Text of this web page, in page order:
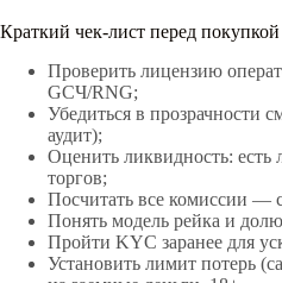
Краткий чек‑лист перед
Проверить лицензию
GСЧ/RNG;
Убедиться в прозрачности
аудит);
Оценить ликвидность: есть
торгов;
Посчитать все комиссии —
Понять модель рейка и
Пройти KYC заранее для
Установить лимит потерь